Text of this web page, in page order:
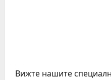
Вижте нашите